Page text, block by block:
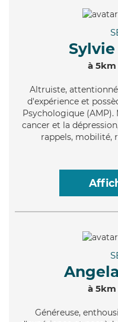
Sylvie
à 5km
Altruiste,
d'expérience et
Psychologique
cancer et la
rappels, mobilité,
à 5km
Généreuse,